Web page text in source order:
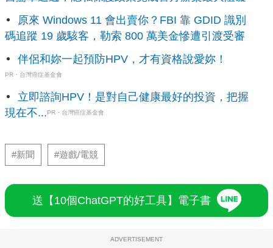
原來 Windows 11 會出賣你？FBI 靠 GDID 識別
碼追蹤 19 歲駭客，勒索 800 萬美金慘遭引渡受審
伴侶和妳一起預防HPV，才有資格說愛妳！
PR・台灣癌症基金會
立即諮詢HPV！是對自己健康最好的投資，把握
現在不...PR・台灣癌症基金會
#新聞 #遊戲/電競
送【10個ChatGPT的好工具】電子書
ADVERTISEMENT